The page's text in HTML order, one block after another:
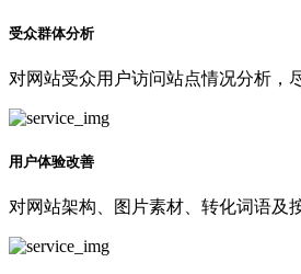
受众群体分析
对网站受众用户访问站点情况分析，
用户体验改善
对网站架构、图片素材、转化词语及